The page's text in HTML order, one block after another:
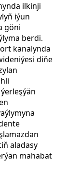
ilkinji
iýun
göni
berdi.
kanalynda
diňe
aladasy
mahabat